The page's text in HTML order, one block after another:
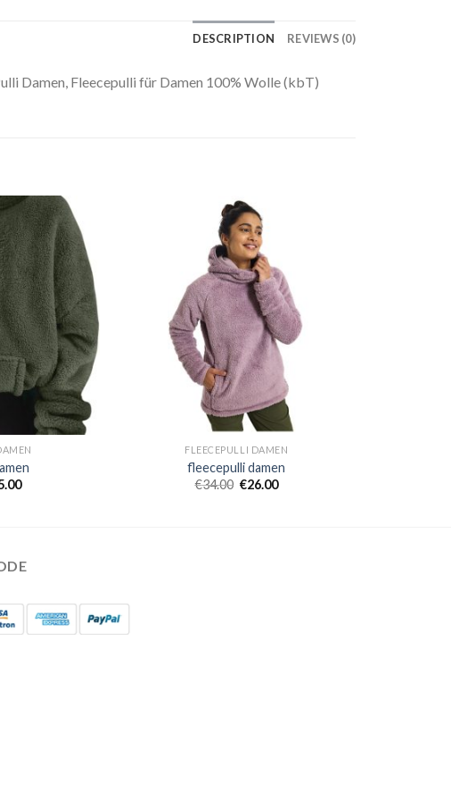
DESCRIPTION REVIEWS (0)
Damen, Fleecepulli für Damen 100% Wolle (kbT)
FLEECEPULLI DAMEN
fleecepulli damen
€34.00 €26.00